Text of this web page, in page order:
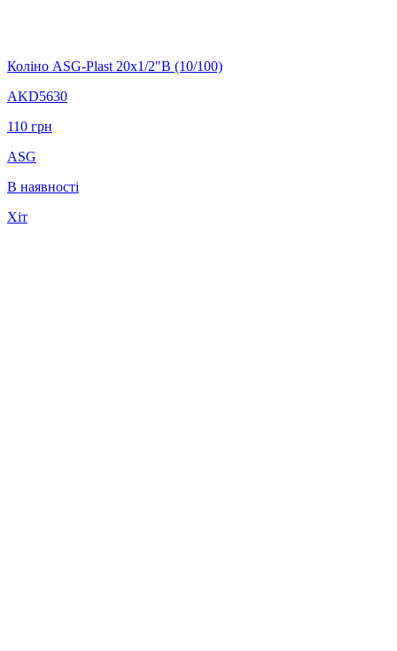
Коліно ASG-Plast 20х1/2"В (10/100)
AKD5630
110 грн
ASG
В наявності
Хіт